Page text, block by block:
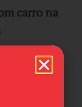
carro na